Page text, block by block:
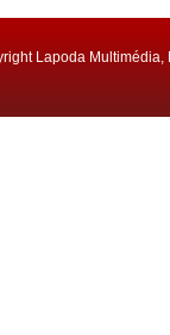
Lapoda Multimédia,